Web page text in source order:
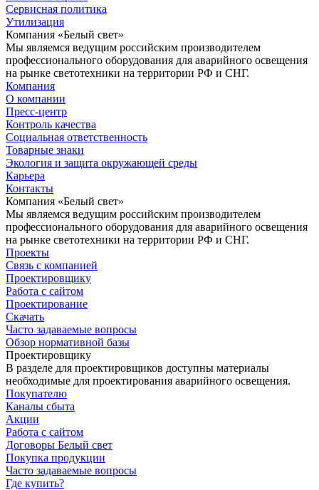
Сервисная политика
Утилизация
Компания «Белый свет»
Мы являемся ведущим российским производителем
профессионального оборудования для аварийного освещения
на рынке светотехники на территории РФ и СНГ.
Компания
О компании
Пресс-центр
Контроль качества
Социальная ответственность
Товарные знаки
Экология и защита окружающей среды
Карьера
Контакты
Компания «Белый свет»
Мы являемся ведущим российским производителем
профессионального оборудования для аварийного освещения
на рынке светотехники на территории РФ и СНГ.
Проекты
Связь с компанией
Проектировщику
Работа с сайтом
Проектирование
Скачать
Часто задаваемые вопросы
Обзор нормативной базы
Проектировщику
В разделе для проектировщиков доступны материалы
необходимые для проектирования аварийного освещения.
Покупателю
Каналы сбыта
Акции
Работа с сайтом
Договоры Белый свет
Покупка продукции
Часто задаваемые вопросы
Где купить?